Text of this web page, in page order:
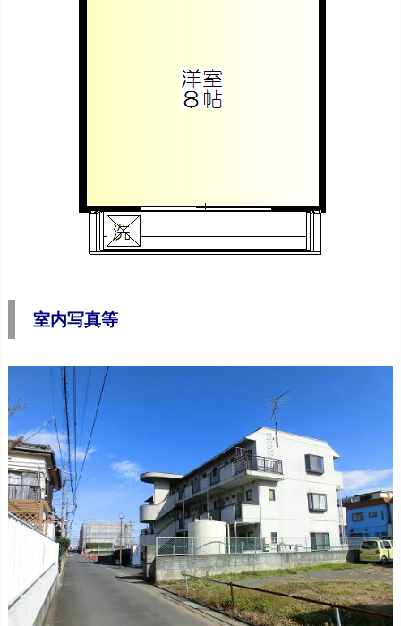
室内写真等